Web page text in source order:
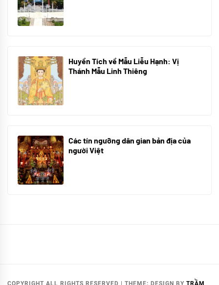
Huyền Tích về Mẫu Liễu Hạnh: Vị
Thánh Mẫu Linh Thiêng
Các tín ngưỡng dân gian bản địa của
người Việt
COPYRIGHT ALL RIGHTS RESERVED | THEME: DESIGN BY TRẦM